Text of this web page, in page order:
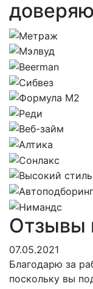
Отзывы
07.05.2021
Благодарю за
поскольку вы